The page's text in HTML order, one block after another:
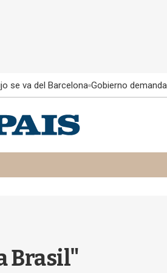
se va del Barcelona Gobierno
Brasil"